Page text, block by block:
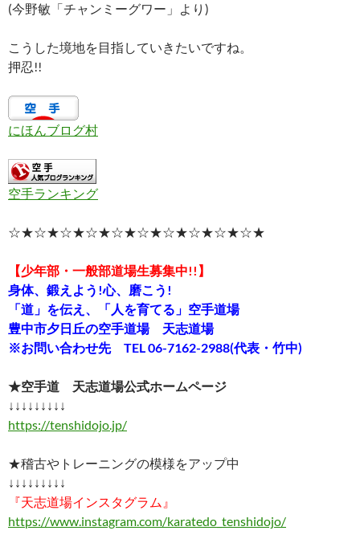
(今野敏「チャンミーグワー」より)
こうした境地を目指していきたいですね。
押忍!!
にほんブログ村
空手ランキング
☆★☆★☆★☆★☆★☆★☆★☆★☆★☆★
【少年部・一般部道場生募集中!!】
身体、鍛えよう!心、磨こう!
「道」を伝え、「人を育てる」空手道場
豊中市夕日丘の空手道場 天志道場
※お問い合わせ先 TEL 06-7162-2988(代表・竹中)
★空手道 天志道場公式ホームページ
↓↓↓↓↓↓↓↓↓
https://tenshidojo.jp/
★稽古やトレーニングの模様をアップ中
↓↓↓↓↓↓↓↓↓
『天志道場インスタグラム』
https://www.instagram.com/karatedo_tenshidojo/